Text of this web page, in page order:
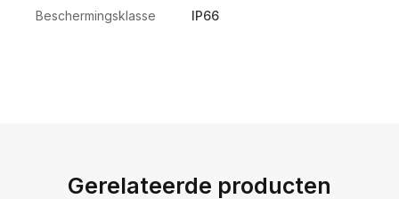
Beschermingsklasse IP66
Gerelateerde producten